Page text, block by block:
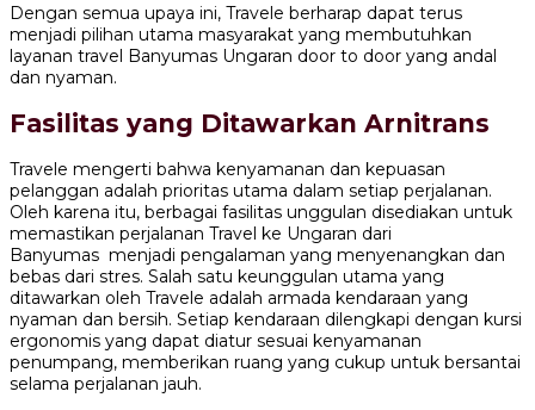
Dengan semua upaya ini, Travele berharap dapat terus
menjadi pilihan utama masyarakat yang membutuhkan
layanan travel Banyumas Ungaran door to door yang andal
dan nyaman.
Fasilitas yang Ditawarkan Arnitrans
Travele mengerti bahwa kenyamanan dan kepuasan
pelanggan adalah prioritas utama dalam setiap perjalanan.
Oleh karena itu, berbagai fasilitas unggulan disediakan untuk
memastikan perjalanan Travel ke Ungaran dari
Banyumas menjadi pengalaman yang menyenangkan dan
bebas dari stres. Salah satu keunggulan utama yang
ditawarkan oleh Travele adalah armada kendaraan yang
nyaman dan bersih. Setiap kendaraan dilengkapi dengan kursi
ergonomis yang dapat diatur sesuai kenyamanan
penumpang, memberikan ruang yang cukup untuk bersantai
selama perjalanan jauh.